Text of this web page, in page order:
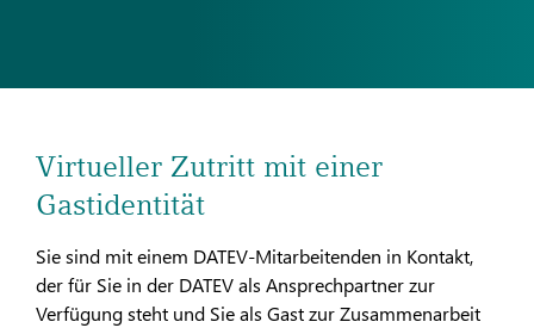
Virtueller Zutritt mit einer
Gastidentität
Sie sind mit einem DATEV-Mitarbeitenden in Kontakt,
der für Sie in der DATEV als Ansprechpartner zur
Verfügung steht und Sie als Gast zur Zusammenarbeit